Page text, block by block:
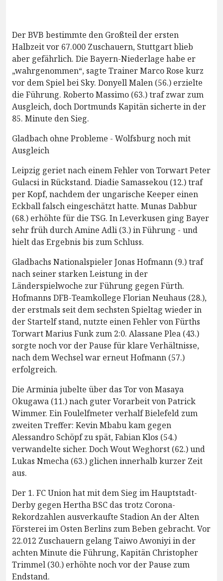
Der BVB bestimmte den Großteil der ersten
Halbzeit vor 67.000 Zuschauern, Stuttgart blieb
aber gefährlich. Die Bayern-Niederlage habe er
„wahrgenommen“, sagte Trainer Marco Rose kurz
vor dem Spiel bei Sky. Donyell Malen (56.) erzielte
die Führung. Roberto Massimo (63.) traf zwar zum
Ausgleich, doch Dortmunds Kapitän sicherte in der
85. Minute den Sieg.
Gladbach ohne Probleme - Wolfsburg noch mit
Ausgleich
Leipzig geriet nach einem Fehler von Torwart Peter
Gulacsi in Rückstand. Diadie Samassekou (12.) traf
per Kopf, nachdem der ungarische Keeper einen
Eckball falsch eingeschätzt hatte. Munas Dabbur
(68.) erhöhte für die TSG. In Leverkusen ging Bayer
sehr früh durch Amine Adli (3.) in Führung - und
hielt das Ergebnis bis zum Schluss.
Gladbachs Nationalspieler Jonas Hofmann (9.) traf
nach seiner starken Leistung in der
Länderspielwoche zur Führung gegen Fürth.
Hofmanns DFB-Teamkollege Florian Neuhaus (28.),
der erstmals seit dem sechsten Spieltag wieder in
der Startelf stand, nutzte einen Fehler von Fürths
Torwart Marius Funk zum 2:0. Alassane Plea (43.)
sorgte noch vor der Pause für klare Verhältnisse,
nach dem Wechsel war erneut Hofmann (57.)
erfolgreich.
Die Arminia jubelte über das Tor von Masaya
Okugawa (11.) nach guter Vorarbeit von Patrick
Wimmer. Ein Foulelfmeter verhalf Bielefeld zum
zweiten Treffer: Kevin Mbabu kam gegen
Alessandro Schöpf zu spät, Fabian Klos (54.)
verwandelte sicher. Doch Wout Weghorst (62.) und
Lukas Nmecha (63.) glichen innerhalb kurzer Zeit
aus.
Der 1. FC Union hat mit dem Sieg im Hauptstadt-
Derby gegen Hertha BSC das trotz Corona-
Rekordzahlen ausverkaufte Stadion An der Alten
Försterei im Osten Berlins zum Beben gebracht. Vor
22.012 Zuschauern gelang Taiwo Awoniyi in der
achten Minute die Führung, Kapitän Christopher
Trimmel (30.) erhöhte noch vor der Pause zum
Endstand.